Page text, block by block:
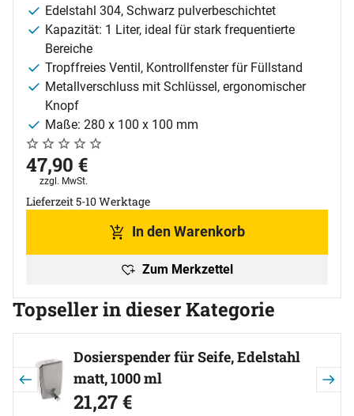
Edelstahl 304, Schwarz pulverbeschichtet
Kapazität: 1 Liter, ideal für stark frequentierte
Bereiche
Tropffreies Ventil, Kontrollfenster für Füllstand
Metallverschluss mit Schlüssel, ergonomischer
Knopf
Maße: 280 x 100 x 100 mm
Noch keine Bewertungen abgegeben
0 Bewertungen
47,90 €
Steuerhinweis:
zzgl. MwSt.
Lieferzeit 5-10 Werktage
In den Warenkorb
Zum Merkzettel
Topseller in dieser Kategorie
Artikel überspringen
Dosierspender für Seife, Edelstahl
matt, 1000 ml
21,27€